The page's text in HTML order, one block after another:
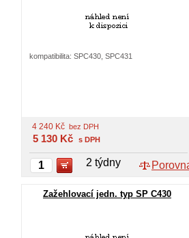
kompatibilita: SPC430, SPC431
4 240 Kč bez DPH
5 130 Kč s DPH
2 týdny
Zažehlovací jedn. typ SP C430